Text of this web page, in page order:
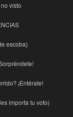
visto
escoba)
¡Entérate!
importa tu voto)